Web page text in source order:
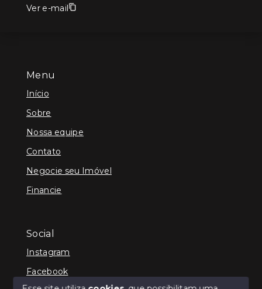
Menu
Início
Sobre
Nossa equipe
Contato
Negocie seu Imóvel
Financie
Social
Instagram
Facebook
Ver e-mail